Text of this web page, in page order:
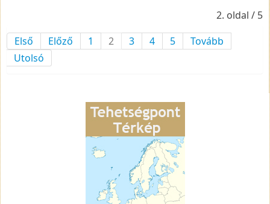
2. oldal / 5
Első
Előző 1 2 3 4 5
Tovább
Utolsó